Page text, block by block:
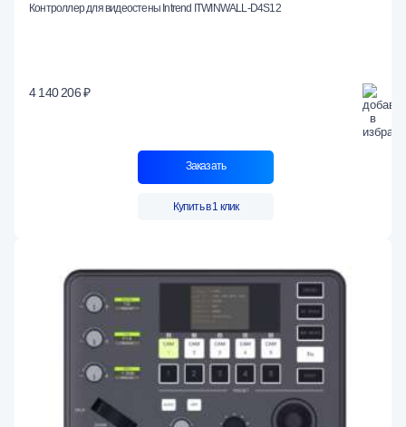
Контроллер для видеостены Intrend ITWINWALL-D4S12
4 140 206 ₽
Заказать
Купить в 1 клик